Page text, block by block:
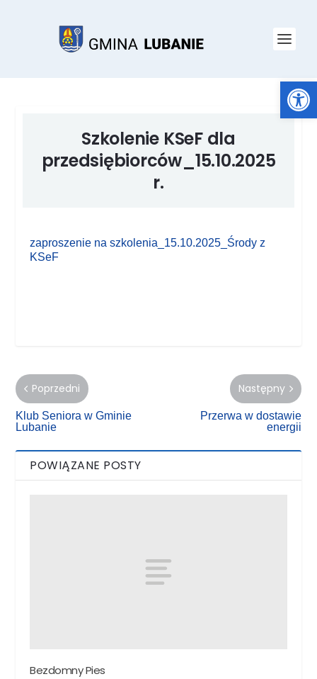
Open toolbar
Szkolenie KSeF dla
przedsiębiorców_15.10.2025
r.
zaproszenie na szkolenia_15.10.2025_Środy z
KSeF
Poprzedni
Klub Seniora w Gminie
Lubanie
Następny
Przerwa w dostawie
energii
POWIĄZANE POSTY
Bezdomny Pies